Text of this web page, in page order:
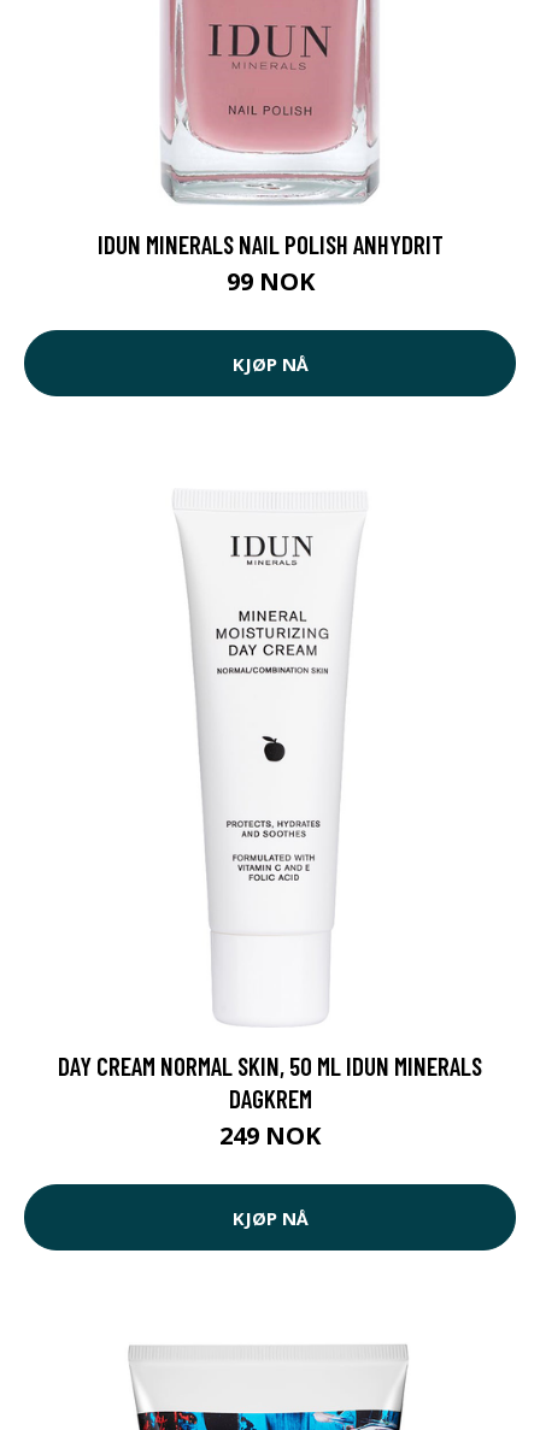
IDUN MINERALS NAIL POLISH ANHYDRIT
99 NOK
KJØP NÅ
DAY CREAM NORMAL SKIN, 50 ML IDUN MINERALS
DAGKREM
249 NOK
KJØP NÅ